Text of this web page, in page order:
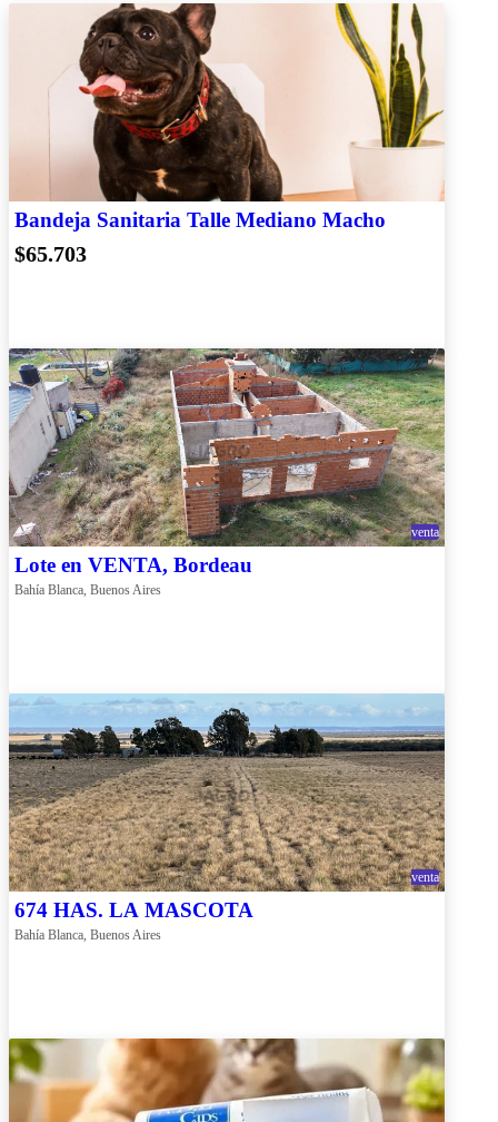
Bandeja Sanitaria Talle Mediano Macho
$65.703
venta
Lote en VENTA, Bordeau
Bahía Blanca, Buenos Aires
venta
674 HAS. LA MASCOTA
Bahía Blanca, Buenos Aires